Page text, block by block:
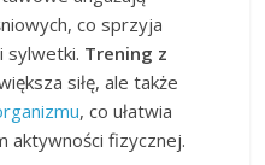
co sprzyja
sylwetki. Trening z
siłę, ale także
, co ułatwia
aktywności fizycznej.